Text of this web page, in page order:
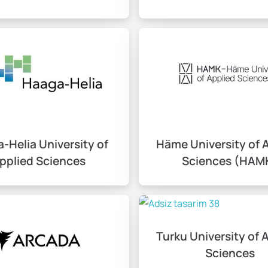
ve yaşam tarzınıza göre değişiklik gösterebilir.
Helia University of
Sciences
Häme University of
Sciences
Turku University of
Sciences